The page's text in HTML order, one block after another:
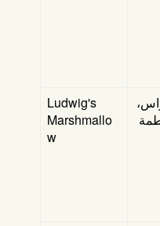
Ludwig's
Marshmallo
w